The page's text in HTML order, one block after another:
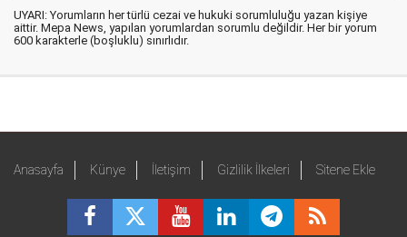
UYARI: Yorumların her türlü cezai ve hukuki sorumluluğu yazan kişiye
aittir. Mepa News, yapılan yorumlardan sorumlu değildir. Her bir yorum
600 karakterle (boşluklu) sınırlıdır.
Anasayfa Künye İletişim Gizlilik İlkeleri Sitene Ekle